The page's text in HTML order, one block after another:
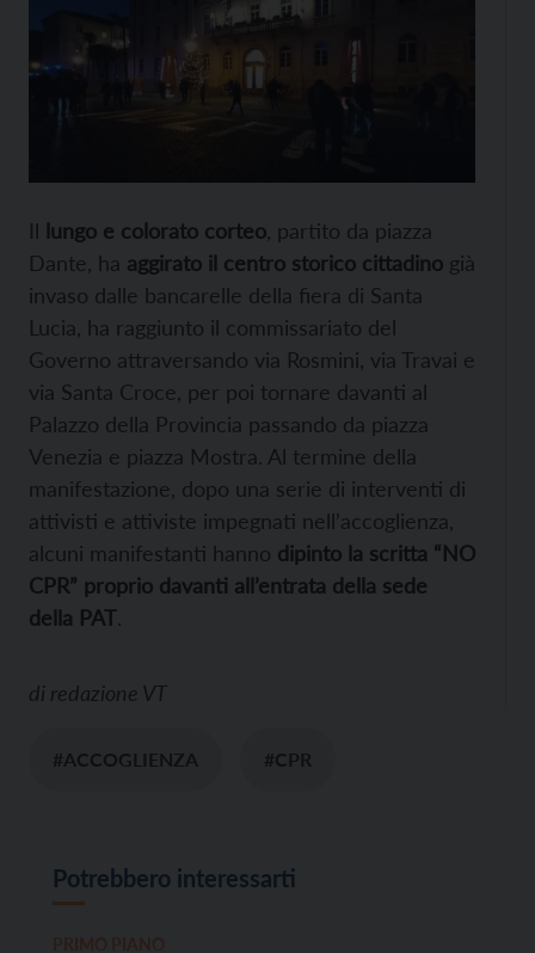
Il lungo e colorato corteo , partito da piazza
Dante, ha aggirato il centro storico cittadino già
invaso dalle bancarelle della fiera di Santa
Lucia, ha raggiunto il commissariato del
Governo attraversando via Rosmini, via Travai e
via Santa Croce, per poi tornare davanti al
Palazzo della Provincia passando da piazza
Venezia e piazza Mostra. Al termine della
manifestazione, dopo una serie di interventi di
attivisti e attiviste impegnati nell’accoglienza,
alcuni manifestanti hanno dipinto la scritta “NO
CPR” proprio davanti all’entrata della sede
della PAT.
di redazione VT
#ACCOGLIENZA #CPR
Potrebbero interessarti